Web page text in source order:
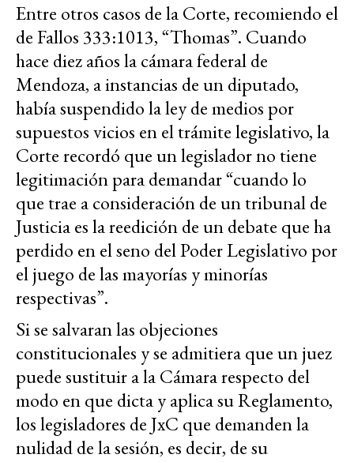
Entre otros casos de la Corte, recomiendo el
de Fallos 333:1013, “Thomas”. Cuando
hace diez años la cámara federal de
Mendoza, a instancias de un diputado,
había suspendido la ley de medios por
supuestos vicios en el trámite legislativo, la
Corte recordó que un legislador no tiene
legitimación para demandar “cuando lo
que trae a consideración de un tribunal de
Justicia es la reedición de un debate que ha
perdido en el seno del Poder Legislativo por
el juego de las mayorías y minorías
respectivas”.
Si se salvaran las objeciones
constitucionales y se admitiera que un juez
puede sustituir a la Cámara respecto del
modo en que dicta y aplica su Reglamento,
los legisladores de JxC que demanden la
nulidad de la sesión, es decir, de su